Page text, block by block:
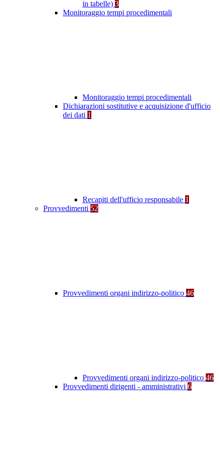
in tabelle) 3
Monitoraggio tempi procedimentali
Monitoraggio tempi procedimentali
Dichiarazioni sostitutive e acquisizione d'ufficio
dei dati 1
Recapiti dell'ufficio responsabile 1
Provvedimenti 52
Provvedimenti organi indirizzo-politico 46
Provvedimenti organi indirizzo-politico 46
Provvedimenti dirigenti - amministrativi 6